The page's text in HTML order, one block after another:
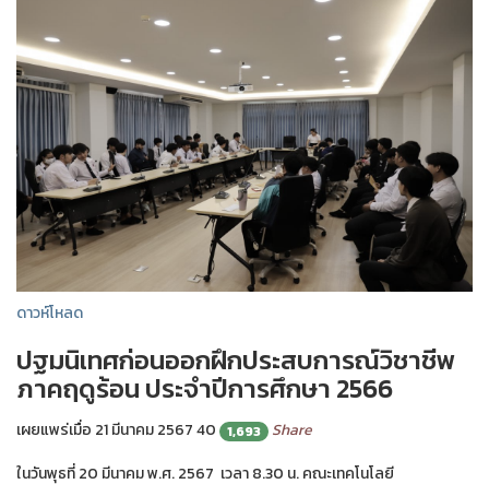
ดาวห์โหลด
ปฐมนิเทศก่อนออกฝึกประสบการณ์วิชาชีพ
ภาคฤดูร้อน ประจำปีการศึกษา 2566
เผยแพร่เมื่อ 21 มีนาคม 256740 1,693
Share
ในวันพุธที่ 20 มีนาคม พ.ศ. 2567 เวลา 8.30 น. คณะเทคโนโลยี